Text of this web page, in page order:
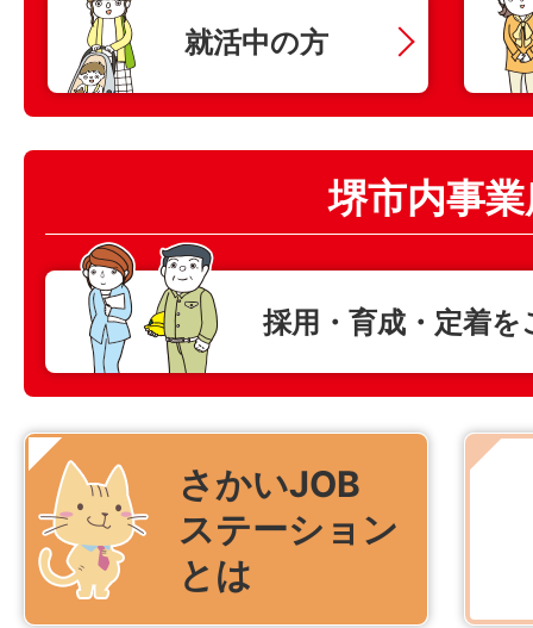
就活中の方
堺市内事
採用・育成・定着を
さかいJOB
ステーション
とは